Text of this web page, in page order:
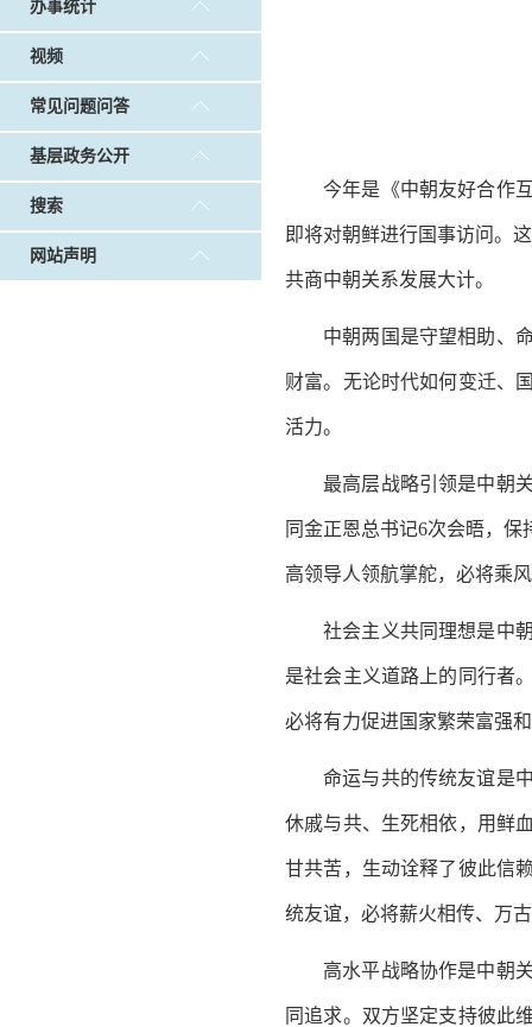
办事统计
视频
常见问题问答
基层政务公开
搜索
网站声明
今年是《中朝友好合作
即将对朝鲜进行国事访问。
共商中朝关系发展大计。
中朝两国是守望相助、
财富。无论时代如何变迁、
活力。
最高层战略引领是中朝
同金正恩总书记6次会晤，
高领导人领航掌舵，必将乘
社会主义共同理想是中
是社会主义道路上的同行者
必将有力促进国家繁荣富强
命运与共的传统友谊是
休戚与共、生死相依，用鲜
甘共苦，生动诠释了彼此信
统友谊，必将薪火相传、万
高水平战略协作是中朝
同追求。双方坚定支持彼此